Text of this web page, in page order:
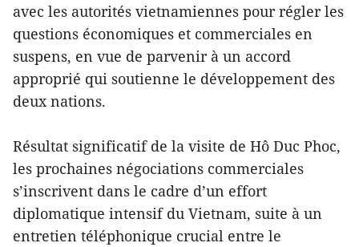
avec les autorités vietnamiennes pour régler les
questions économiques et commerciales en
suspens, en vue de parvenir à un accord
approprié qui soutienne le développement des
deux nations.
Résultat significatif de la visite de Hô Duc Phoc,
les prochaines négociations commerciales
s’inscrivent dans le cadre d’un effort
diplomatique intensif du Vietnam, suite à un
entretien téléphonique crucial entre le